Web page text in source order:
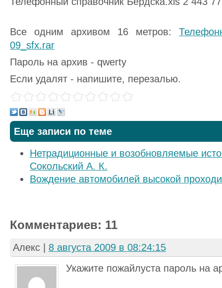
Все одним архивом 16 метров:
09_sfx.rar
Пароль на архив - qwerty
Если удалят - напишите, перезалью.
Еще записи по теме
Нетрадиционные и возобновляемые
Сокольский А. К.
Вождение автомобилей высокой
Комментариев: 11
Алекс
8 августа 2009 в 08:24:15
Укажите пожайлуста пароль на